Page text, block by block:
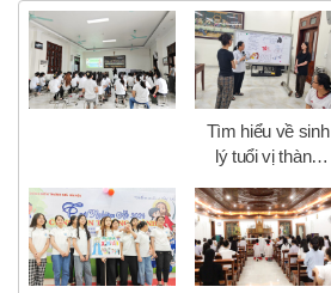
Tìm hiểu về sinh
lý tuổi vị thành